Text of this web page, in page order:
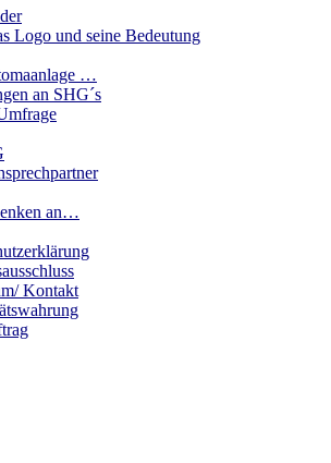
Logo und seine Bedeutung
…
an SHG´s
an…
Kontakt